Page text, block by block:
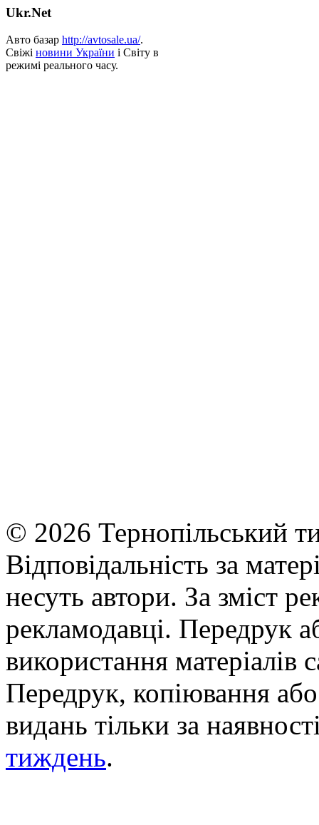
Ukr.Net
Авто базар http://avtosale.ua/.
Свіжі новини України і Світу в
режимі реального часу.
© 2026 Тернопільський
Відповідальність за
несуть автори. За зміст
рекламодавці. Передрук
використання матеріалів
Передрук, копіювання
видань тільки за
тиждень.